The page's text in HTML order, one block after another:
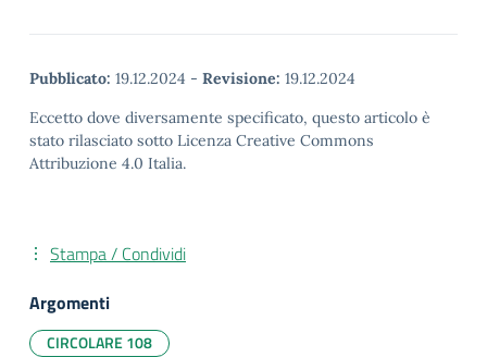
Pubblicato: 19.12.2024 - Revisione: 19.12.2024
Eccetto dove diversamente specificato, questo articolo è
stato rilasciato sotto Licenza Creative Commons
Attribuzione 4.0 Italia.
Stampa / Condividi
Argomenti
CIRCOLARE 108